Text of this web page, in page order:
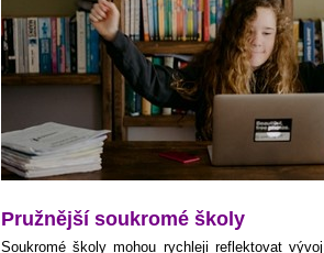
Pružnější soukromé školy
Soukromé školy mohou rychleji reflektovat